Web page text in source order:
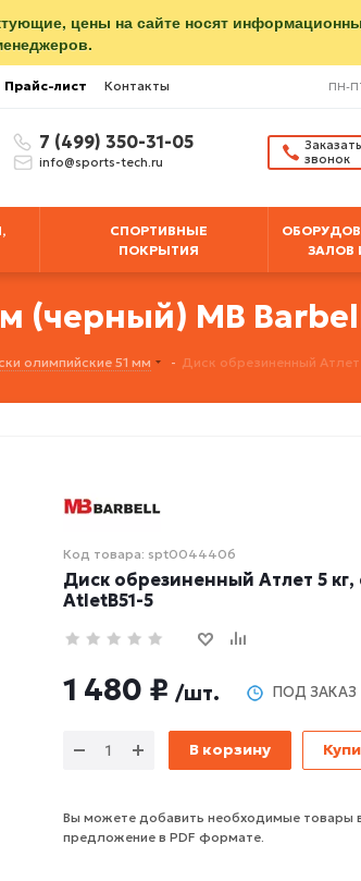
цены на сайте носят
Прайс-лист Контакты ПН-
7 (499) 350-31-05
info@sports-tech.ru
Заказать
звонок
СПОРТИВНЫЕ
ПОКРЫТИЯ
ЗАЛОВ
(черный) MB
олимпийские 51 мм - Диск обрезиненный Атлет
Код товара: spt0044406
Диск обрезиненный Атлет 5
AtletB51-5
1 480 ₽ /шт. ПОД ЗАКАЗ
В корзину
Вы можете добавить необходимые товары
предложение в PDF формате.